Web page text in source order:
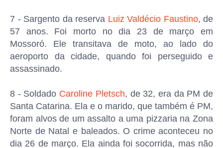
7 - Sargento da reserva Luiz Valdécio Faustino, de
57 anos. Foi morto no dia 23 de março em
Mossoró. Ele transitava de moto, ao lado do
aeroporto da cidade, quando foi perseguido e
assassinado.
8 - Soldado Caroline Pletsch, de 32, era da PM de
Santa Catarina. Ela e o marido, que também é PM,
foram alvos de um assalto a uma pizzaria na Zona
Norte de Natal e baleados. O crime aconteceu no
dia 26 de março. Ela ainda foi socorrida, mas não